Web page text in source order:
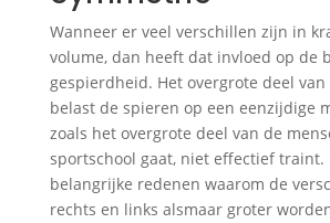
Wanneer er veel verschillen zijn in
volume, dan heeft dat invloed op de
gespierdheid. Het overgrote deel van
belast de spieren op een eenzijdige
zoals het overgrote deel van de
sportschool gaat, niet effectief traint.
belangrijke redenen waarom de
rechts en links alsmaar groter